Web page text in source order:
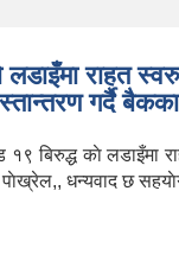
राहत
गर्दै
बिरुद्ध काे
धन्यवाद छ